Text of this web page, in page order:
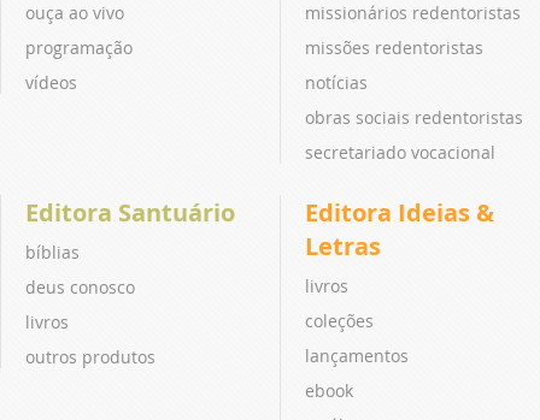
ouça ao vivo
programação
vídeos
missionários redentoristas
missões redentoristas
notícias
obras sociais redentoristas
secretariado vocacional
Editora Santuário
bíblias
deus conosco
livros
outros produtos
Editora Ideias &
Letras
livros
coleções
lançamentos
ebook